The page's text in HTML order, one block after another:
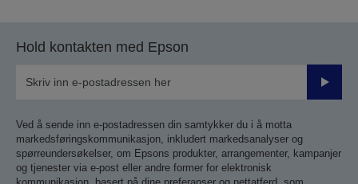
Hold kontakten med Epson
Send
Ved å sende inn e-postadressen din samtykker du i å motta
markedsføringskommunikasjon, inkludert markedsanalyser og
spørreundersøkelser, om Epsons produkter, arrangementer, kampanjer
og tjenester via e-post eller andre former for elektronisk